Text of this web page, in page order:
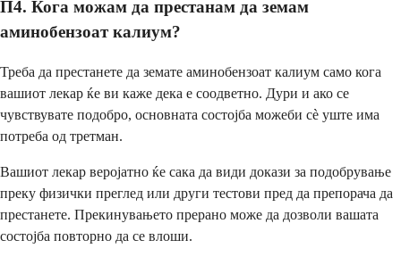
П4. Кога можам да престанам да земам
аминобензоат калиум?
Треба да престанете да земате аминобензоат калиум само кога
вашиот лекар ќе ви каже дека е соодветно. Дури и ако се
чувствувате подобро, основната состојба можеби сè уште има
потреба од третман.
Вашиот лекар веројатно ќе сака да види докази за подобрување
преку физички преглед или други тестови пред да препорача да
престанете. Прекинувањето прерано може да дозволи вашата
состојба повторно да се влоши.